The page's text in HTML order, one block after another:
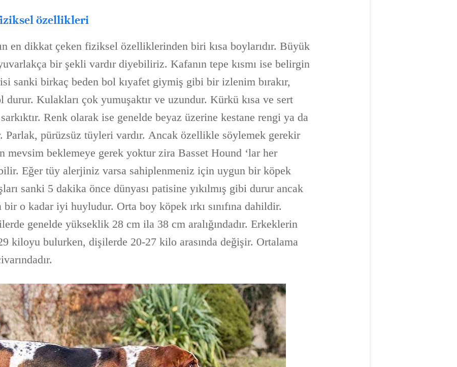
özellikleri
en dikkat çeken fiziksel özelliklerinden biri kısa boylarıdır. Büyük
bir şekli vardır diyebiliriz. Kafanın tepe kısmı ise belirgin
sanki birkaç beden bol kıyafet giymiş gibi bir izlenim bırakır,
durur. Kulakları çok yumuşaktır ve uzundur. Kürkü kısa ve sert
Renk olarak ise genelde beyaz üzerine kestane rengi ya da
Parlak, pürüzsüz tüyleri vardır. Ancak özellikle söylemek gerekir
mevsim beklemeye gerek yoktur zira Basset Hound ‘lar her
Eğer tüy alerjiniz varsa sahiplenmeniz için uygun bir köpek
sanki 5 dakika önce dünyası patisine yıkılmış gibi durur ancak
o kadar iyi huyludur. Orta boy köpek ırkı sınıfına dahildir.
genelde yükseklik 28 cm ila 38 cm aralığındadır. Erkeklerin
29 kiloyu bulurken, dişilerde 20-27 kilo arasında değişir. Ortalama